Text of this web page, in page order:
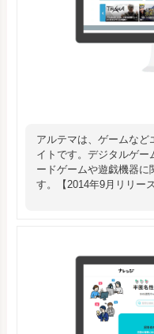
アルテマは、ゲームなど
イトです。デジタルゲー
ードゲームや遊戯機器に
す。【2014年9月リリース